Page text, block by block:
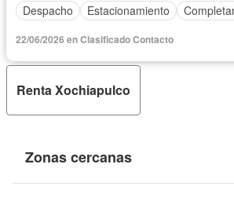
Despacho
Estacionamiento
22/06/2026 en Clasificado Contacto
Renta Xochiapulco
Zonas cercanas